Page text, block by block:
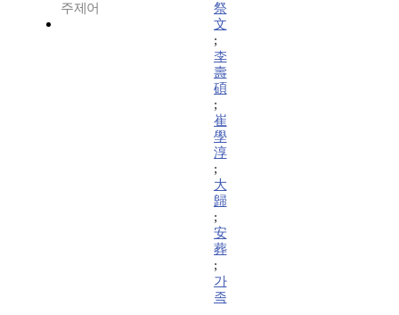
주제어
祭
文
;
李
壽
碩
;
崔
學
淳
;
大
歸
;
安
葬
;
가
족